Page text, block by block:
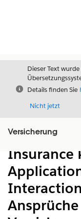
Schließen
Dieser Text
Details finden Sie
Nicht jetzt
Versicherung
Inhalt
Inhalt
Insurance